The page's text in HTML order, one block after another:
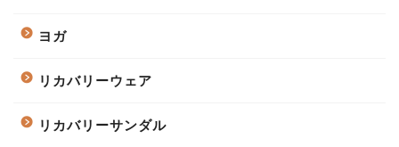
ヨガ
リカバリーウェア
リカバリーサンダル